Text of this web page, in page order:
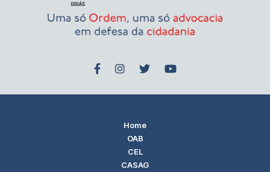
Home
OAB
CEL
CASAG